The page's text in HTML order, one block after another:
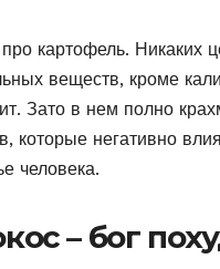
картофель. Никаких
веществ, кроме
Зато в нем полно
которые негативно
человека.
– бог